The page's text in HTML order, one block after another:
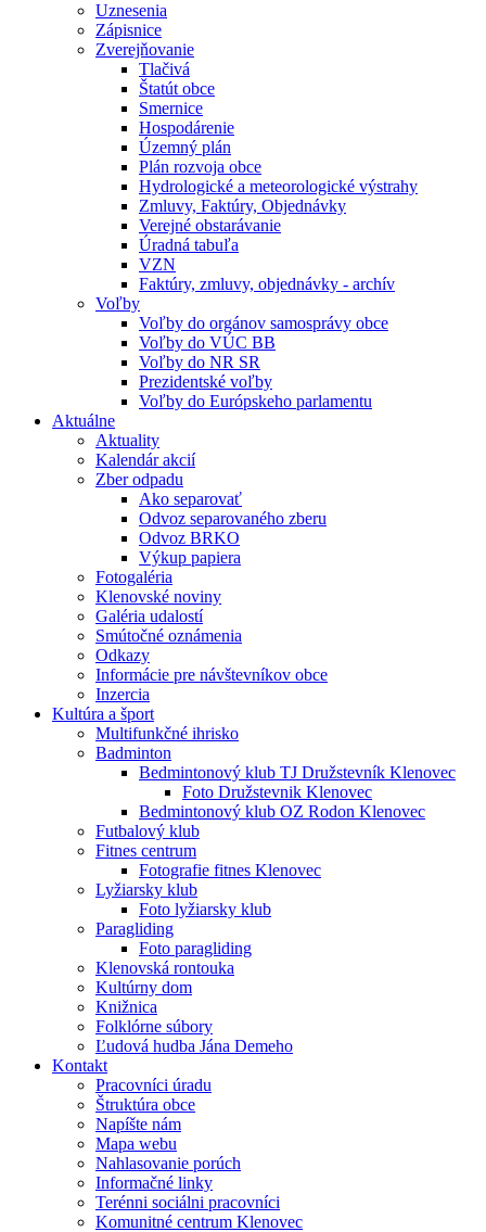
Uznesenia
Zápisnice
Zverejňovanie
Tlačivá
Štatút obce
Smernice
Hospodárenie
Územný plán
Plán rozvoja obce
Hydrologické a meteorologické výstrahy
Zmluvy, Faktúry, Objednávky
Verejné obstarávanie
Úradná tabuľa
VZN
Faktúry, zmluvy, objednávky - archív
Voľby
Voľby do orgánov samosprávy obce
Voľby do VÚC BB
Voľby do NR SR
Prezidentské voľby
Voľby do Európskeho parlamentu
Aktuálne
Aktuality
Kalendár akcií
Zber odpadu
Ako separovať
Odvoz separovaného zberu
Odvoz BRKO
Výkup papiera
Fotogaléria
Klenovské noviny
Galéria udalostí
Smútočné oznámenia
Odkazy
Informácie pre návštevníkov obce
Inzercia
Kultúra a šport
Multifunkčné ihrisko
Badminton
Bedmintonový klub TJ Družstevník Klenovec
Foto Družstevnik Klenovec
Bedmintonový klub OZ Rodon Klenovec
Futbalový klub
Fitnes centrum
Fotografie fitnes Klenovec
Lyžiarsky klub
Foto lyžiarsky klub
Paragliding
Foto paragliding
Klenovská rontouka
Kultúrny dom
Knižnica
Folklórne súbory
Ľudová hudba Jána Demeho
Kontakt
Pracovníci úradu
Štruktúra obce
Napíšte nám
Mapa webu
Nahlasovanie porúch
Informačné linky
Terénni sociálni pracovníci
Komunitné centrum Klenovec